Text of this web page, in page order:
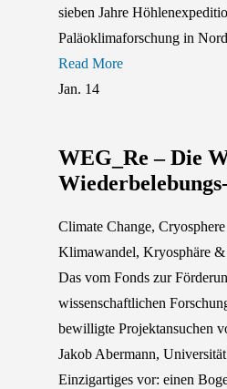
sieben Jahre
Paläoklimaforschung in
Read More
Jan. 14
WEG_Re – Die
Climate Change,
Klimawandel, Kryosphäre
Das vom Fonds zur
wissenschaftlichen
bewilligte Projektansuchen
Jakob Abermann,
Einzigartiges vor: einen